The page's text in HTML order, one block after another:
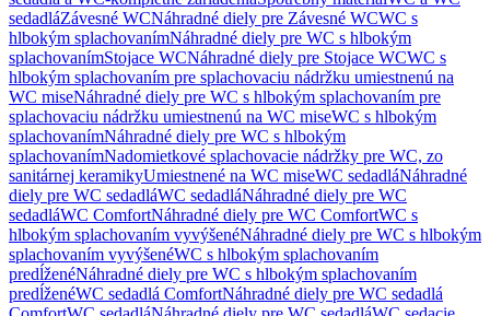
sedadláZávesné WCNáhradné diely pre Závesné WCWC s
hlbokým splachovanímNáhradné diely pre WC s hlbokým
splachovanímStojace WCNáhradné diely pre Stojace WCWC s
hlbokým splachovaním pre splachovaciu nádržku umiestnenú na
WC miseNáhradné diely pre WC s hlbokým splachovaním pre
splachovaciu nádržku umiestnenú na WC miseWC s hlbokým
splachovanímNáhradné diely pre WC s hlbokým
splachovanímNadomietkové splachovacie nádržky pre WC, zo
sanitárnej keramikyUmiestnené na WC miseWC sedadláNáhradné
diely pre WC sedadláWC sedadláNáhradné diely pre WC
sedadláWC ComfortNáhradné diely pre WC ComfortWC s
hlbokým splachovaním vyvýšenéNáhradné diely pre WC s hlbokým
splachovaním vyvýšenéWC s hlbokým splachovaním
predĺženéNáhradné diely pre WC s hlbokým splachovaním
predĺženéWC sedadlá ComfortNáhradné diely pre WC sedadlá